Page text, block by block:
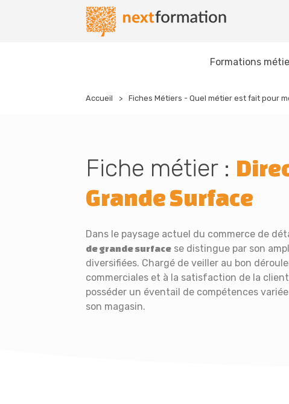
Formations
Nextformation
Accueil Fiches Métiers - Quel métier est fait pour
Fiche métier :
Grande Surface
Dans le paysage actuel du commerce de
de grande surface se distingue par son
diversifiées. Chargé de veiller au bon
commerciales et à la satisfaction de la
posséder un éventail de compétences
son magasin.
Gestion des consentements